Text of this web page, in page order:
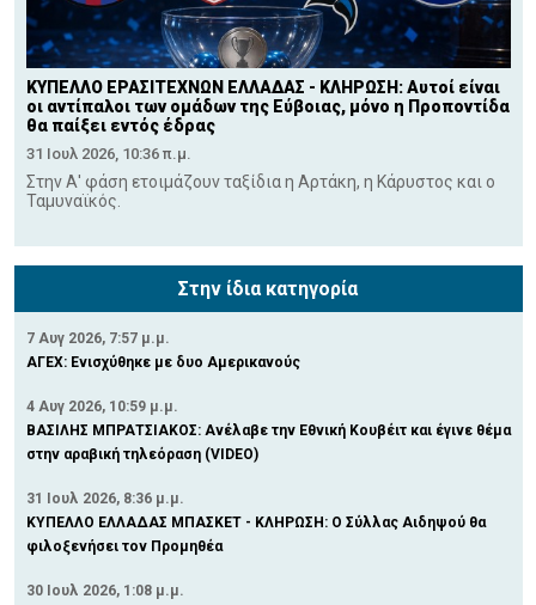
ΚΥΠΕΛΛΟ ΕΡΑΣΙΤΕΧΝΩΝ ΕΛΛΑΔΑΣ - ΚΛΗΡΩΣΗ: Αυτοί είναι
οι αντίπαλοι των ομάδων της Εύβοιας, μόνο η Προποντίδα
θα παίξει εντός έδρας
31 Ιουλ 2026, 10:36 π.μ.
Στην Α' φάση ετοιμάζουν ταξίδια η Αρτάκη, η Κάρυστος και ο
Ταμυναϊκός.
Στην ίδια κατηγορία
7 Αυγ 2026, 7:57 μ.μ.
ΑΓΕΧ: Ενισχύθηκε με δυο Αμερικανούς
4 Αυγ 2026, 10:59 μ.μ.
ΒΑΣΙΛΗΣ ΜΠΡΑΤΣΙΑΚΟΣ: Ανέλαβε την Εθνική Κουβέιτ και έγινε θέμα
στην αραβική τηλεόραση (VIDEO)
31 Ιουλ 2026, 8:36 μ.μ.
ΚΥΠΕΛΛΟ ΕΛΛΑΔΑΣ ΜΠΑΣΚΕΤ - ΚΛΗΡΩΣΗ: Ο Σύλλας Αιδηψού θα
φιλοξενήσει τον Προμηθέα
30 Ιουλ 2026, 1:08 μ.μ.